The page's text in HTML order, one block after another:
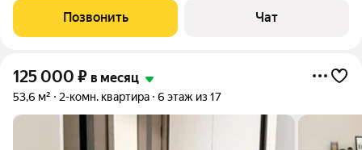
все необходимое: электроплита со встроенной духовкой, СВЧ,
стиральная
Позвонить Чат
125 000 ₽ в месяц
53,6 м² 2-комн. квартира 6 этаж из 17